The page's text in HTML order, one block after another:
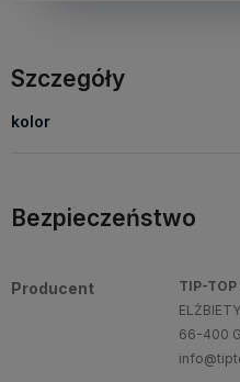
Szczegóły
kolor
Bezpieczeństwo
Producent
TIP-
66-400